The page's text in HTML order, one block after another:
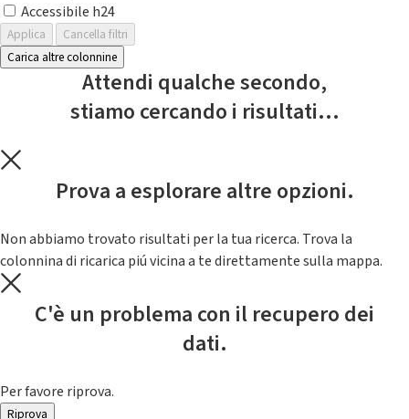
Accessibile h24
Applica
Cancella filtri
Carica altre colonnine
Attendi qualche secondo,
stiamo cercando i risultati...
Prova a esplorare altre opzioni.
Non abbiamo trovato risultati per la tua ricerca. Trova la
colonnina di ricarica piú vicina a te direttamente sulla mappa.
C'è un problema con il recupero dei
dati.
Per favore riprova.
Riprova